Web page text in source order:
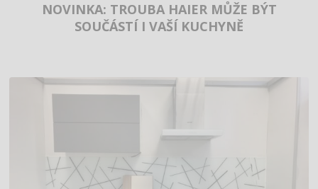
NOVINKA: TROUBA HAIER MŮŽE BÝT
SOUČÁSTÍ I VAŠÍ KUCHYNĚ